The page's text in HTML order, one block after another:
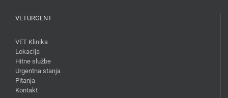
VETURGENT
VET Klinika
Lokacija
Hitne službe
Urgentna stanja
Pitanja
Kontakt